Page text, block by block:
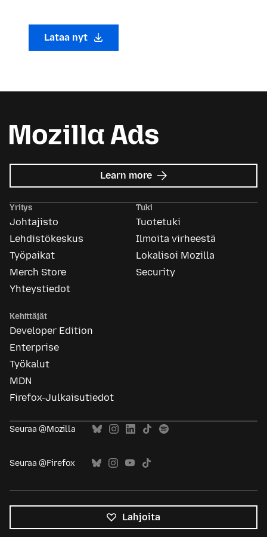
Lataa nyt
Learn more about
Mozilla
Yritys
Johtajisto
Lehdistökeskus
Työpaikat
Merch Store
Yhteystiedot
Tuki
Tuotetuki
Ilmoita virheestä
Lokalisoi Mozilla
Security
Kehittäjät
Developer Edition
Enterprise
Työkalut
MDN
Firefox-Julkaisutiedot
Seuraa @Mozilla
Seuraa @Firefox
Lahjoita